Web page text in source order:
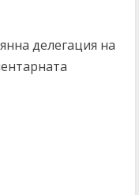
делегация на